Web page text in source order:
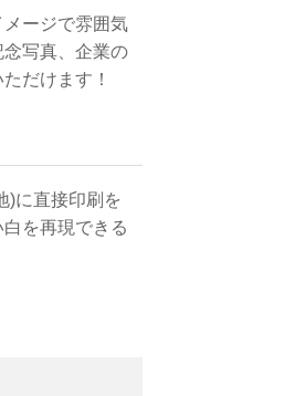
ージで雰囲気
写真、企業の
だけます！
)に直接印刷を
を再現できる